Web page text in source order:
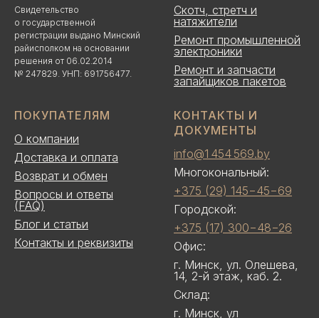
Свидетельство
о государственной
регистрации выдано Минский
райисполком на основании
решения от 06.02.2014
№ 247829. УНП: 691756477.
Скотч, стретч и
натяжители
Ремонт промышленной
электроники
Ремонт и запчасти
запайщиков пакетов
ПОКУПАТЕЛЯМ
О компании
Доставка и оплата
Возврат и обмен
Вопросы и ответы
(FAQ)
Блог и статьи
Контакты и реквизиты
КОНТАКТЫ И
ДОКУМЕНТЫ
info@1 454 569.by
Многокональный:
+375 (29) 145−45−69
Городской:
+375 (17) 300−48−26
Офис:
г. Минск, ул. Олешева,
14, 2-й этаж, каб. 2.
Склад:
г. Минск, ул